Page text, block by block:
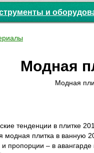
и
Модная
тенденции в плитке
модная плитка в ванную
пропорции – в